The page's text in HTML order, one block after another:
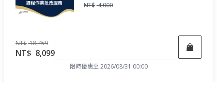
NT$4,000
NT$18,759
NT$ 8,099
限時優惠至 2026/08/31 00:00